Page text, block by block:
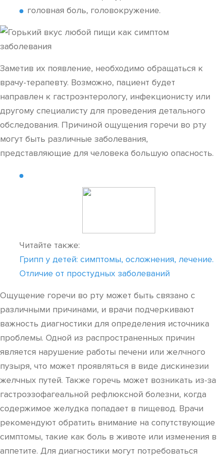
головная боль, головокружение.
Заметив их появление, необходимо обращаться к
врачу-терапевту. Возможно, пациент будет
направлен к гастроэнтерологу, инфекционисту или
другому специалисту для проведения детального
обследования. Причиной ощущения горечи во рту
могут быть различные заболевания,
представляющие для человека большую опасность.
Читайте также:
Грипп у детей: симптомы, осложнения, лечение.
Отличие от простудных заболеваний
Ощущение горечи во рту может быть связано с
различными причинами, и врачи подчеркивают
важность диагностики для определения источника
проблемы. Одной из распространенных причин
является нарушение работы печени или желчного
пузыря, что может проявляться в виде дискинезии
желчных путей. Также горечь может возникать из-за
гастроэзофагеальной рефлюксной болезни, когда
содержимое желудка попадает в пищевод. Врачи
рекомендуют обратить внимание на сопутствующие
симптомы, такие как боль в животе или изменения в
аппетите. Для диагностики могут потребоваться